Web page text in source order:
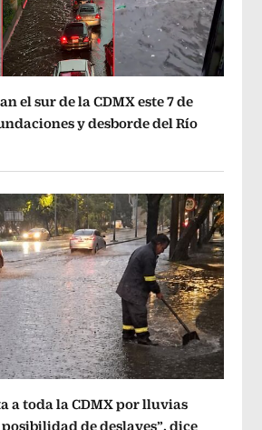
el sur de la CDMX este 7 de
y desborde del Río
a toda la CDMX por lluvias
de deslaves”, dice